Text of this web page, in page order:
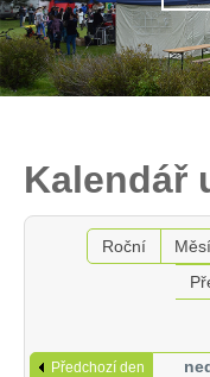
Kalendář
Roční
Předchozí den